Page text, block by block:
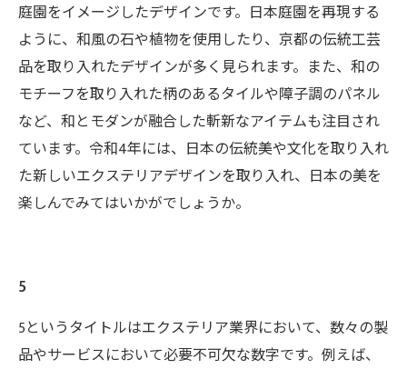
庭園をイメージしたデザインです。日本庭園を再現する
ように、和風の石や植物を使用したり、京都の伝統工芸
品を取り入れたデザインが多く見られます。また、和の
モチーフを取り入れた柄のあるタイルや障子調のパネル
など、和とモダンが融合した斬新なアイテムも注目され
ています。令和4年には、日本の伝統美や文化を取り入れ
た新しいエクステリアデザインを取り入れ、日本の美を
楽しんでみてはいかがでしょうか。
5
5というタイトルはエクステリア業界において、数々の製
品やサービスにおいて必要不可欠な数字です。例えば、